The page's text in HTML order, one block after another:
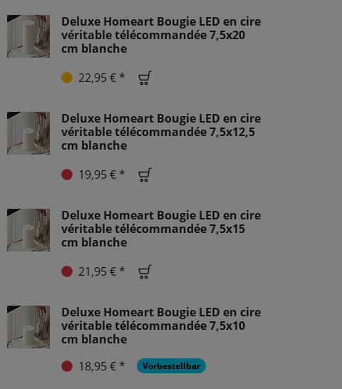
Deluxe Homeart Bougie LED en cire
véritable télécommandée 7,5x20
cm blanche
22,95 € *
Deluxe Homeart Bougie LED en cire
véritable télécommandée 7,5x12,5
cm blanche
19,95 € *
Deluxe Homeart Bougie LED en cire
véritable télécommandée 7,5x15
cm blanche
21,95 € *
Deluxe Homeart Bougie LED en cire
véritable télécommandée 7,5x10
cm blanche
18,95 € *
Vorbestellbar